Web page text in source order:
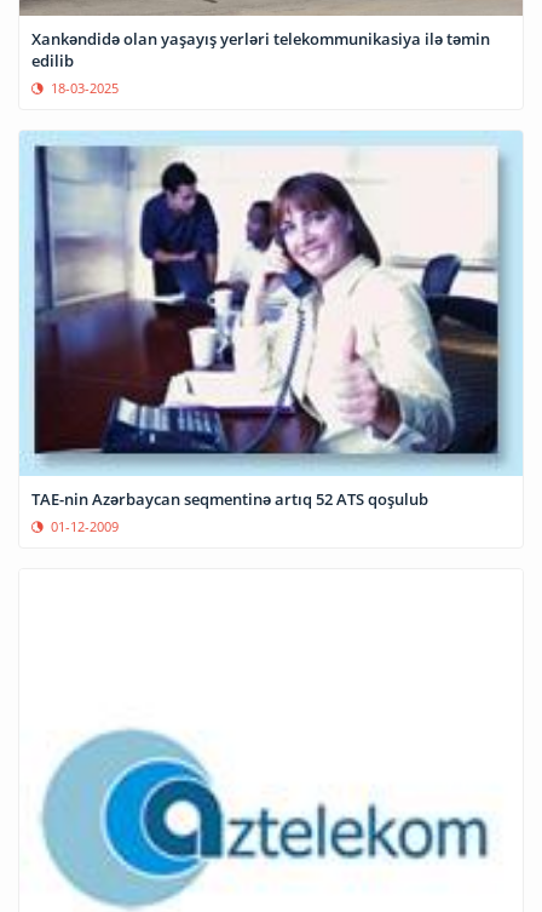
Xankəndidə olan yaşayış yerləri telekommunikasiya ilə təmin
edilib
18-03-2025
TAE-nin Azərbaycan seqmentinə artıq 52 ATS qoşulub
01-12-2009